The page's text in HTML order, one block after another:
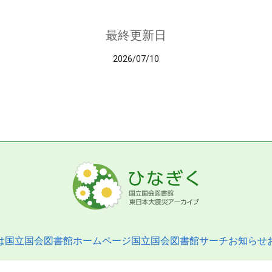
最終更新日
2026/07/10
国立国会図書館ホームページ国立国会図書館サーチお知らせ